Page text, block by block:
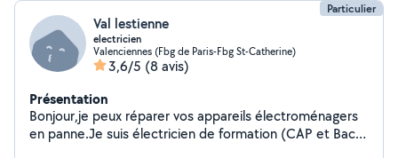
Particulier
Val lestienne
electricien
Valenciennes (Fbg de Paris-Fbg St-Catherine)
3,6/5 (8 avis)
Présentation
Bonjour,je peux réparer vos appareils électroménagers
en panne.Je suis électricien de formation (CAP et Bac)